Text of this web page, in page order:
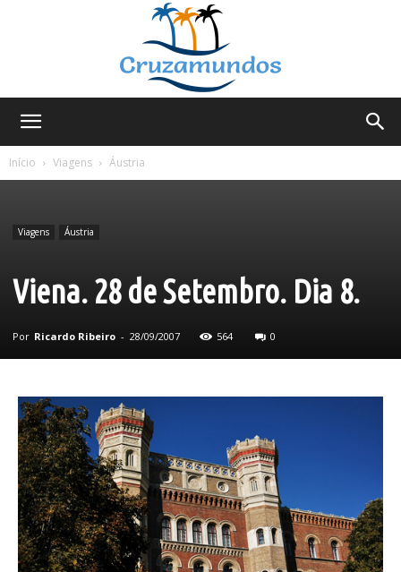
Início
Viagens Áustria
Viagens Áustria
Viena. 28 de Setembro. Dia 8.
Por Ricardo Ribeiro - 28/09/2007 564 0